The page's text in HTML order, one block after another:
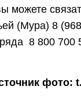
можете
(Мура) 8
8 800 700
фото: